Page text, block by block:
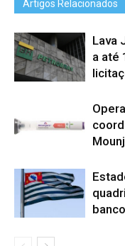
Artigos Relacionados
Lava
a até
banco